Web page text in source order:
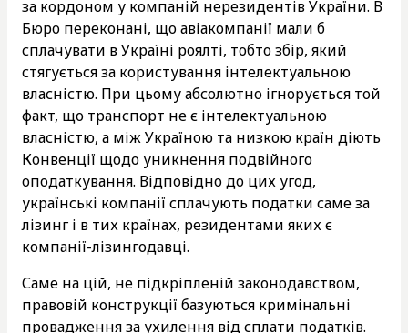
за кордоном у компаній нерезидентів України. В
Бюро переконані, що авіакомпанії мали б
сплачувати в Україні роялті, тобто збір, який
стягується за користування інтелектуальною
власністю. При цьому абсолютно ігнорується той
факт, що транспорт не є інтелектуальною
власністю, а між Україною та низкою країн діють
Конвенції щодо уникнення подвійного
оподаткування. Відповідно до цих угод,
українські компанії сплачують податки саме за
лізинг і в тих країнах, резидентами яких є
компанії-лізингодавці.
Саме на цій, не підкріпленій законодавством,
правовій конструкції базуються кримінальні
провадження за ухилення від сплати податків.